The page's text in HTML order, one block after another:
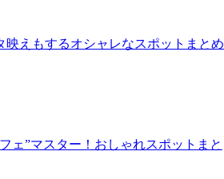
映えもするオシャレなスポットまとめ
ェ”マスター！おしゃれスポットまと